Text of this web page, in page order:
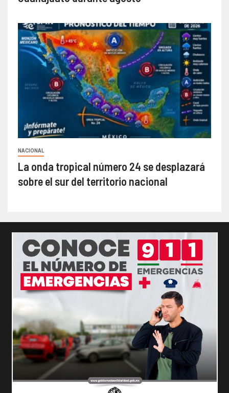
NACIONAL
La onda tropical número 24 se desplazará
sobre el sur del territorio nacional